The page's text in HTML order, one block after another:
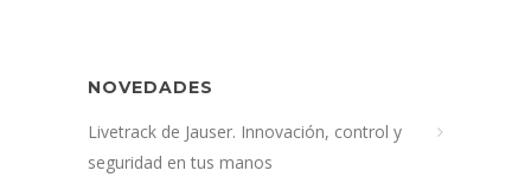
NOVEDADES
Livetrack de Jauser. Innovación, control y
seguridad en tus manos